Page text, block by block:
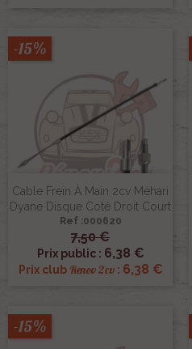
Cable Frein À Main 2cv Méhari
Dyane Disque Coté Droit Court
Ref :000620
7,50 €
Prix public : 6,38 €
Prix club Renov 2cv: 6,38 €
-15%
-15%